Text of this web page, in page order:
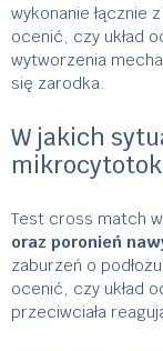
wykonanie łącznie
ocenić, czy układ
wytworzenia
się zarodka.
W jakich
Test cross match
oraz poronień
zaburzeń o
ocenić, czy układ
przeciwciała